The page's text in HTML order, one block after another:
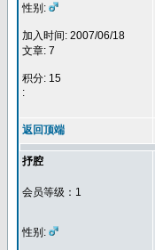
性别:
加入时间: 2007/06/18
文章: 7
积分: 15
:
返回顶端
抒腔
会员等级：1
性别: